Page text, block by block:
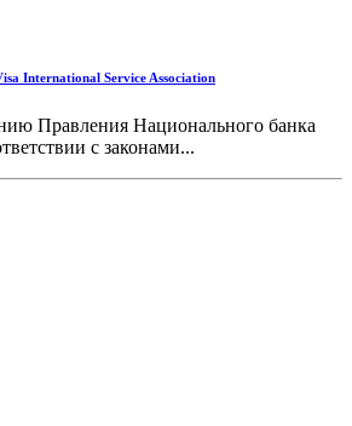
International Service Association
Правления Национального банка
с законами...